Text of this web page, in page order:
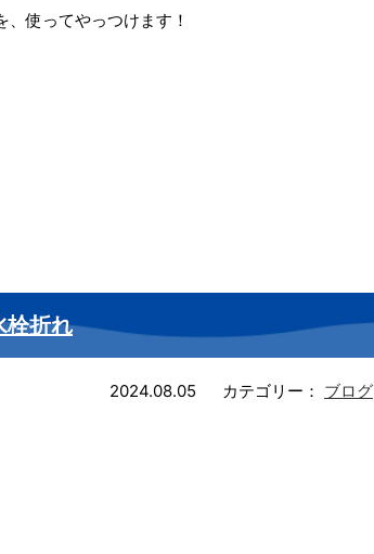
使ってやっつけます！
栓折れ
2024.08.05 カテゴリー： ブログ